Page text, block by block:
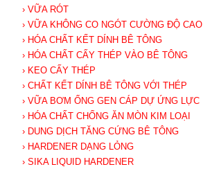
› VỮA RÓT
› VỮA KHÔNG CO NGÓT CƯỜNG ĐỘ CAO
› HÓA CHẤT KẾT DÍNH BÊ TÔNG
› HÓA CHẤT CẤY THÉP VÀO BÊ TÔNG
› KEO CẤY THÉP
› CHẤT KẾT DÍNH BÊ TÔNG VỚI THÉP
› VỮA BƠM ỐNG GEN CÁP DỰ ỨNG LỰC
› HÓA CHẤT CHỐNG ĂN MÒN KIM LOẠI
› DUNG DỊCH TĂNG CỨNG BÊ TÔNG
› HARDENER DẠNG LỎNG
› SIKA LIQUID HARDENER